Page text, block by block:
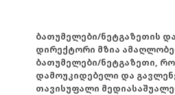
ბათუმელები/ნეტგაზეთის
დირექტორი მზია
ბათუმელები/ნეტგაზეთი,
დამოუკიდებელი და
თავისუფალი